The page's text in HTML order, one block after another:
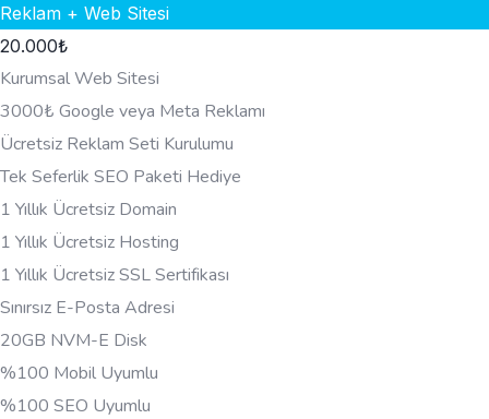
Reklam + Web Sitesi
20.000₺
Kurumsal Web Sitesi
3000₺ Google veya Meta Reklamı
Ücretsiz Reklam Seti Kurulumu
Tek Seferlik SEO Paketi Hediye
1 Yıllık Ücretsiz Domain
1 Yıllık Ücretsiz Hosting
1 Yıllık Ücretsiz SSL Sertifikası
Sınırsız E-Posta Adresi
20GB NVM-E Disk
%100 Mobil Uyumlu
%100 SEO Uyumlu